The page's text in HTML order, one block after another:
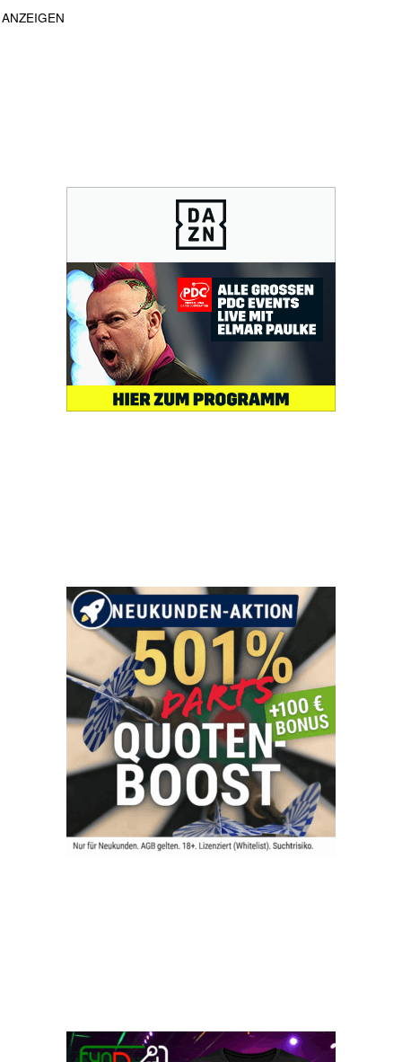
ANZEIGEN